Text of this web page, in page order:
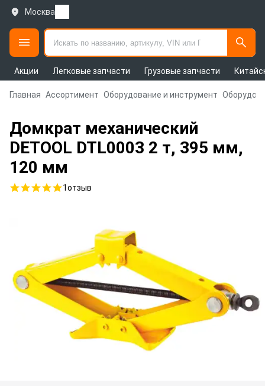
Москва
Акции Легковые запчасти Грузовые запчасти
Главная Ассортимент Оборудование и инструмент
Домкрат механический
DETOOL DTL0003 2 т, 395 мм,
120 мм
1отзыв